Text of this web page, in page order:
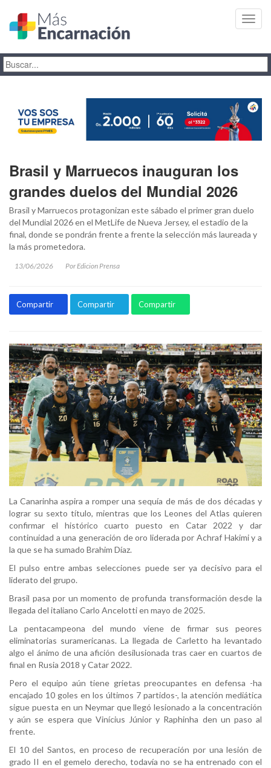
Brasil y Marruecos inauguran los
grandes duelos del Mundial 2026
Brasil y Marruecos protagonizan este sábado el primer gran duelo
del Mundial 2026 en el MetLife de Nueva Jersey, el estadio de la
final, donde se pondrán frente a frente la selección más laureada y
la más prometedora.
13/06/2026 Por Edicion Prensa
Compartir Compartir Compartir
La Canarinha aspira a romper una sequía de más de dos décadas y
lograr su sexto título, mientras que los Leones del Atlas quieren
confirmar el histórico cuarto puesto en Catar 2022 y dar
continuidad a una generación de oro liderada por Achraf Hakimi y a
la que se ha sumado Brahim Díaz.
El pulso entre ambas selecciones puede ser ya decisivo para el
liderato del grupo.
Brasil pasa por un momento de profunda transformación desde la
llegada del italiano Carlo Ancelotti en mayo de 2025.
La pentacampeona del mundo viene de firmar sus peores
eliminatorias suramericanas. La llegada de Carletto ha levantado
algo el ánimo de una afición desilusionada tras caer en cuartos de
final en Rusia 2018 y Catar 2022.
Pero el equipo aún tiene grietas preocupantes en defensa -ha
encajado 10 goles en los últimos 7 partidos-, la atención mediática
sigue puesta en un Neymar que llegó lesionado a la concentración
y aún se espera que Vinícius Júnior y Raphinha den un paso al
frente.
El 10 del Santos, en proceso de recuperación por una lesión de
grado II en el gemelo derecho, todavía no se ha entrenado con el